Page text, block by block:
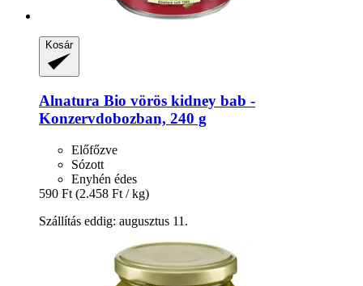
Kosár
Alnatura Bio vörös kidney bab -​
Konzervdobozban, 240 g
Előfőzve
Sózott
Enyhén édes
590 Ft (2.458 Ft / kg)
Szállítás eddig: augusztus 11.